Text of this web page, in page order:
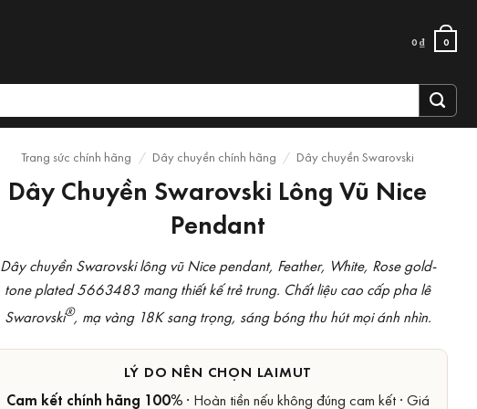
0₫ 0
Trang sức chính hãng / Dây chuyền chính hãng / Dây chuyền Swarovski
Dây Chuyền Swarovski Lông Vũ Nice
Pendant
Dây chuyền Swarovski lông vũ Nice pendant, Feather, White, Rose gold-
tone plated 5663483 mang thiết kế trẻ trung. Chất liệu cao cấp pha lê
Swarovski®, mạ vàng 18K sang trọng, sáng bóng thu hút mọi ánh nhìn.
LÝ DO NÊN CHỌN LAIMUT
Cam kết chính hãng 100%· Hoàn tiền nếu không đúng cam kết · Giá